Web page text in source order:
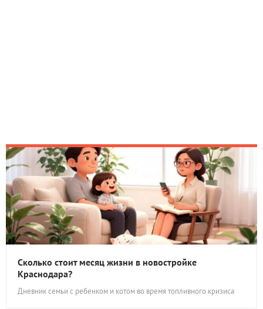
Сколько стоит месяц жизни в новостройке
Краснодара?
Дневник семьи с ребенком и котом во время топливного кризиса